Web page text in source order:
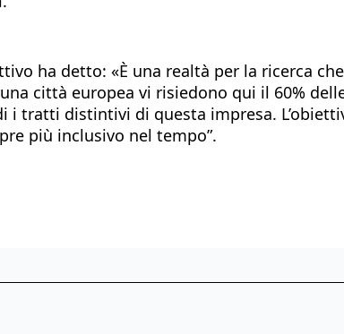
ha detto: «È una realtà per la ricerca
città europea vi risiedono qui il 60%
i tratti distintivi di questa impresa.
più inclusivo nel tempo”.